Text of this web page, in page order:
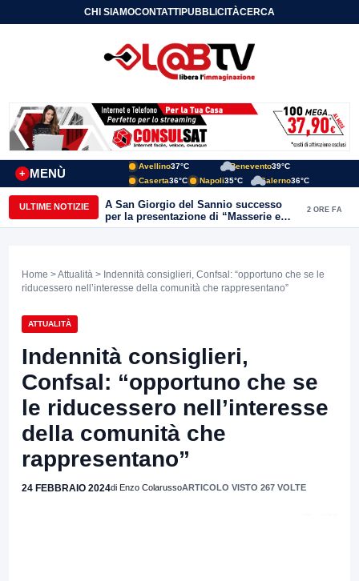
CHI SIAMOCONTATTIPUBBLICITÀCERCA
MENÙ
+
Avellino37°C Benevento39°C
Caserta36°C Napoli35°C Salerno36°C
ULTIME NOTIZIE
A San Giorgio del Sannio successo
per la presentazione di “Masserie e
vita contadina” di Carmine Nardone
2 ORE FA
Home >Attualità > Indennità consiglieri, Confsal: “opportuno che se le
riducessero nell’interesse della comunità che rappresentano”
ATTUALITÀ
Indennità consiglieri,
Confsal: “opportuno che se
le riducessero nell’interesse
della comunità che
rappresentano”
24 FEBBRAIO 2024di Enzo ColarussoARTICOLO VISTO 267 VOLTE